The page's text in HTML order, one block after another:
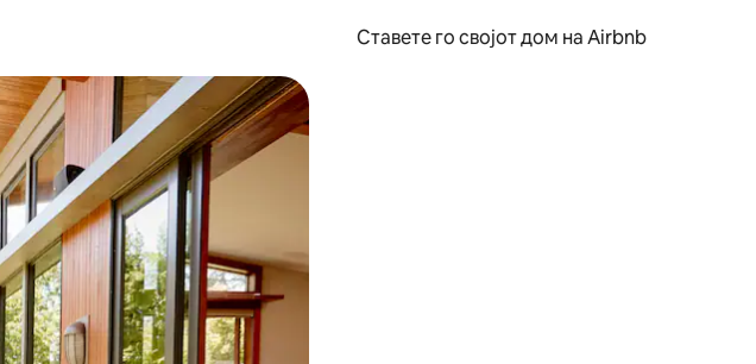
Ставете го својот дом на Airbnb